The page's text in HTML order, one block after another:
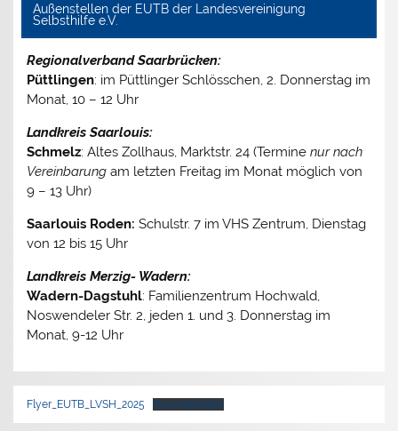
Außenstellen der EUTB der Landesvereinigung
Selbsthilfe e.V.
Regionalverband Saarbrücken:
Püttlingen: im Püttlinger Schlösschen, 2. Donnerstag im
Monat, 10 – 12 Uhr
Landkreis Saarlouis:
Schmelz: Altes Zollhaus, Marktstr. 24 (Terminenur nach
Vereinbarungam letzten Freitag im Monat möglich von
9 – 13 Uhr)
Saarlouis Roden:Schulstr. 7 im VHS Zentrum, Dienstag
von 12 bis 15 Uhr
Landkreis Merzig- Wadern:
Wadern-Dagstuhl: Familienzentrum Hochwald,
Noswendeler Str. 2, jeden 1. und 3. Donnerstag im
Monat, 9-12 Uhr
Flyer_EUTB_LVSH_2025 Herunterladen